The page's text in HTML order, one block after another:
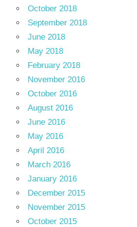
October 2018
September 2018
June 2018
May 2018
February 2018
November 2016
October 2016
August 2016
June 2016
May 2016
April 2016
March 2016
January 2016
December 2015
November 2015
October 2015